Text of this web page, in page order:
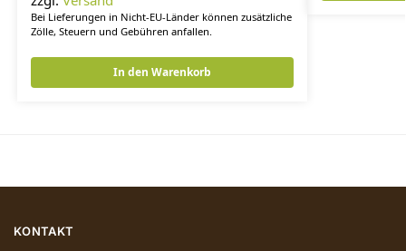
Bei Lieferungen in Nicht-EU-Länder können zusätzliche
Zölle, Steuern und Gebühren anfallen.
In den Warenkorb
KONTAKT